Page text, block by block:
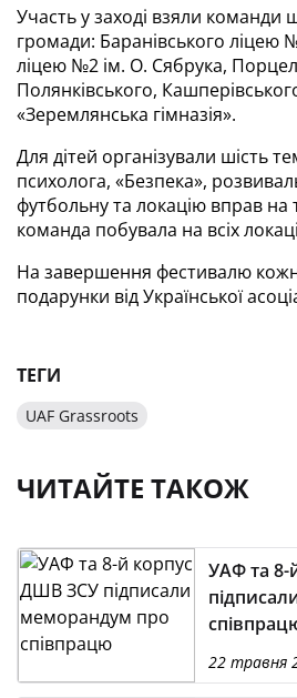
Участь у заході взяли команди
громади: Баранівського ліцею
ліцею №2 ім. О. Сябрука,
Полянківського, Кашперівського
«Зеремлянська гімназія».
Для дітей організували шість
психолога, «Безпека»,
футбольну та локацію вправ на
команда побувала на всіх
На завершення фестивалю
подарунки від Української
ТЕГИ
UAF Grassroots
ЧИТАЙТЕ ТАКОЖ
УАФ та
22 травня